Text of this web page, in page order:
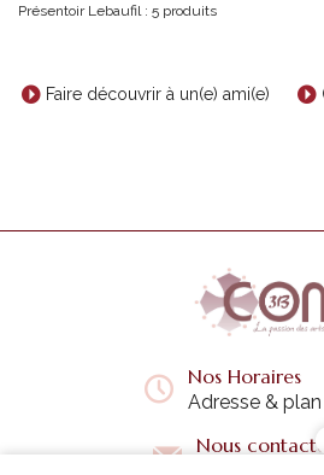
Présentoir Lebaufil : 5 produits
Faire découvrir à un(e) ami(e)
Nos Horaires
Adresse &
Nous contacter